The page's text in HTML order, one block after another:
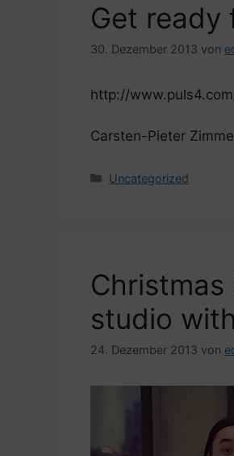
Get ready
30. Dezember 2013 von
http://
Carsten-Pieter
Kategorien
Uncategorized
studio
24. Dezember 2013 von